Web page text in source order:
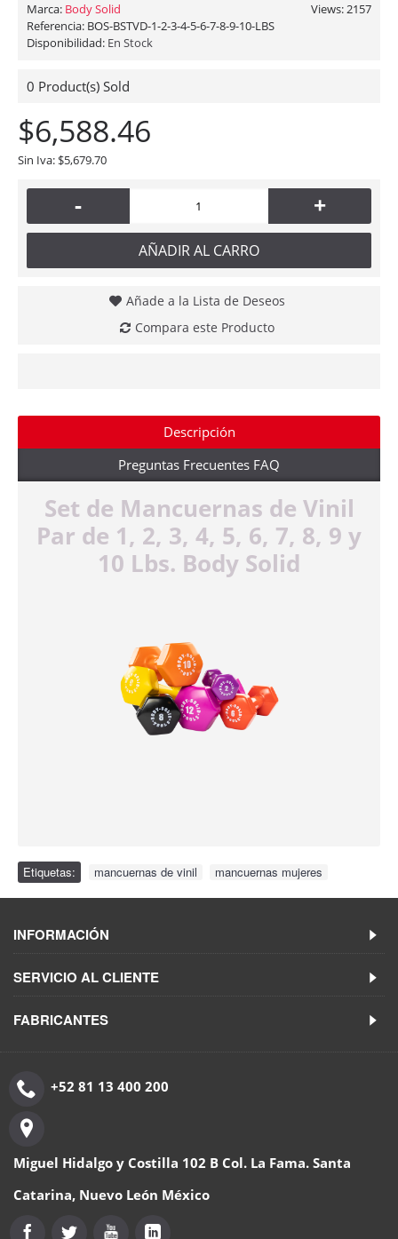
Views: 2157
Marca: Body Solid
Referencia: BOS-BSTVD-1-2-3-4-5-6-7-8-9-10-LBS
Disponibilidad: En Stock
0 Product(s) Sold
$6,588.46
Sin Iva: $5,679.70
- +
AÑADIR AL CARRO
Añade a la Lista de Deseos
Compara este Producto
Descripción
Preguntas Frecuentes FAQ
Set de Mancuernas de Vinil
Par de 1, 2, 3, 4, 5, 6, 7, 8, 9 y
10 Lbs. Body Solid
Etiquetas: mancuernas de vinil mancuernas mujeres
INFORMACIÓN
SERVICIO AL CLIENTE
FABRICANTES
+52 81 13 400 200
Miguel Hidalgo y Costilla 102 B Col. La Fama. Santa
Catarina, Nuevo León México